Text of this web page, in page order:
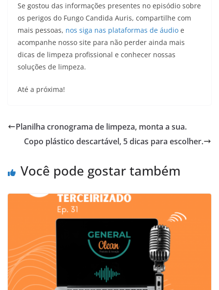
Se gostou das informações presentes no episódio sobre
os perigos do Fungo Candida Auris, compartilhe com
mais pessoas, nos siga nas plataformas de áudio e
acompanhe nosso site para não perder ainda mais
dicas de limpeza profissional e conhecer nossas
soluções de limpeza.
Até a próxima!
Planilha cronograma de limpeza, monta a sua.
Copo plástico descartável, 5 dicas para escolher.
Você pode gostar também